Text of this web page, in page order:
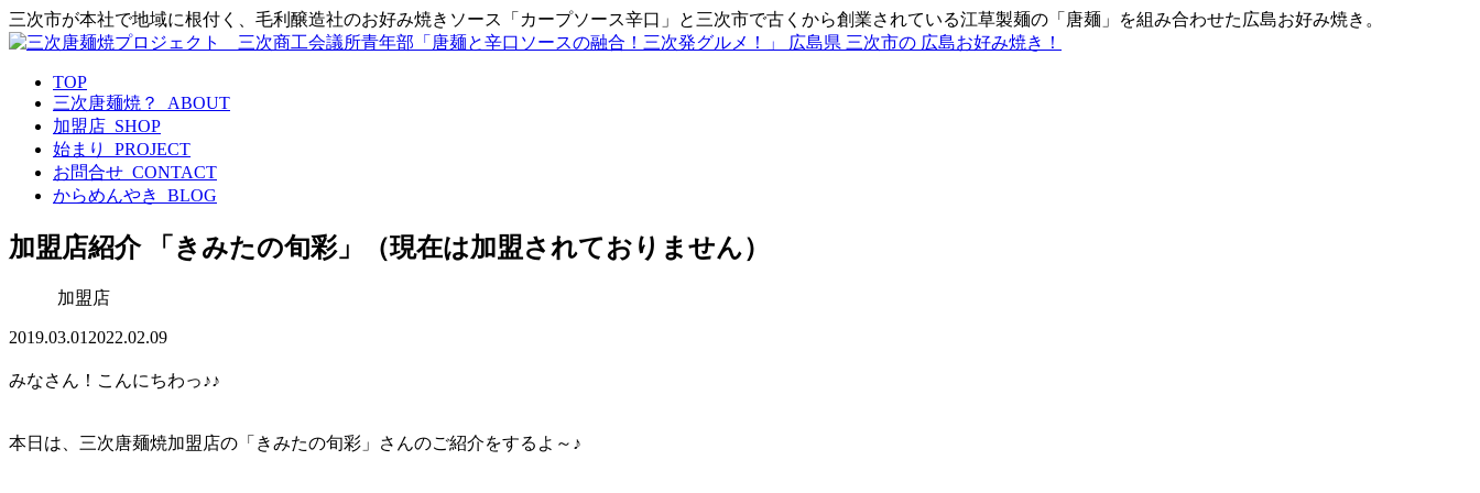
三次市が本社で地域に根付く、毛利醸造社のお好み焼きソース「カープソース辛口」と三次市で古くから創業されている江草製麺の「唐麺」を組み合わせた広島お好み焼き。
TOP
三次唐麺焼？_ABOUT
加盟店_SHOP
始まり_PROJECT
お問合せ_CONTACT
からめんやき_BLOG
加盟店紹介 「きみたの旬彩」（現在は加盟されておりません）
加盟店
2019.03.01 2022.02.09
みなさん！こんにちわっ♪♪
本日は、三次唐麺焼加盟店の「きみたの旬彩」さんのご紹介をするよ～♪